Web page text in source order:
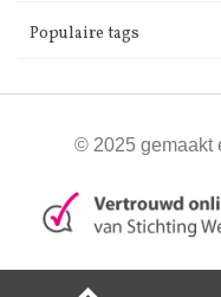
Populaire tags
© 2025 gemaakt